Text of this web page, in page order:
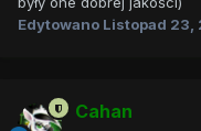
Edytowano Listopad 23,
Cahan